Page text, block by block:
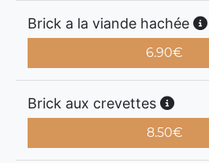
Brick a la viande hachée
6.90€
Brick aux crevettes
8.50€